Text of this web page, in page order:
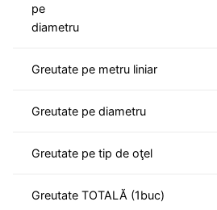
pe
diametru
Greutate pe metru liniar
Greutate pe diametru
Greutate pe tip de oţel
Greutate TOTALĂ (1buc)